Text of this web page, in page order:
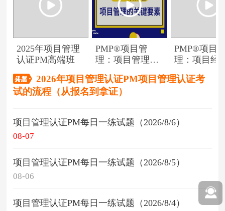
2025年项目管理
认证PM高端班
PMP®项目管
理：项目管理的
PMP®项目
理：项目经
2026年项目管理认证PM项目管理认证考
试的流程（从报名到拿证）
项目管理认证PM每日一练试题（2026/8/6）
08-07
项目管理认证PM每日一练试题（2026/8/5）
08-06
项目管理认证PM每日一练试题（2026/8/4）